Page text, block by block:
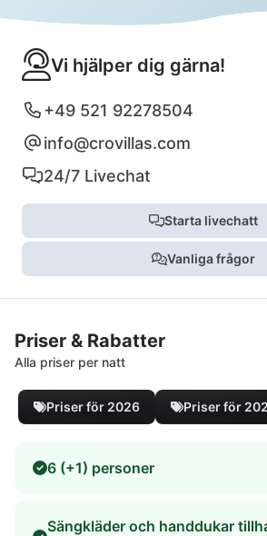
Vi hjälper dig gärna!
+49 521 92278504
info@crovillas.com
24/7 Livechat
Starta livechatt
Vanliga frågor
Priser & Rabatter
Alla priser per natt
Priser för 2026 Priser för
6 (+1) personer
Sängkläder och handdukar